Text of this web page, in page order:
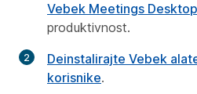
Vebek Meetings
produktivnost.
Deinstalirajte Vebek
korisnike.